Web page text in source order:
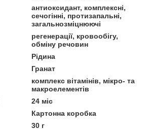
антиоксидант, комплексні,
сечогінні, протизапальні,
загальнозміцнюючі
регенерації, кровообігу,
обміну речовин
Рідина
Гранат
комплекс вітамінів, мікро- та
макроелементів
24 міс
Картонна коробка
30 г